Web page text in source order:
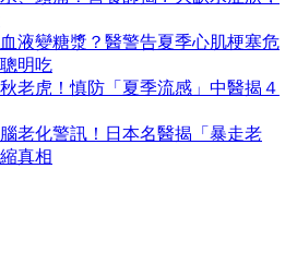
液變糖漿？醫警告夏季心肌梗塞危
明吃
老虎！慎防「夏季流感」中醫揭４
老化警訊！日本名醫揭「暴走老
真相